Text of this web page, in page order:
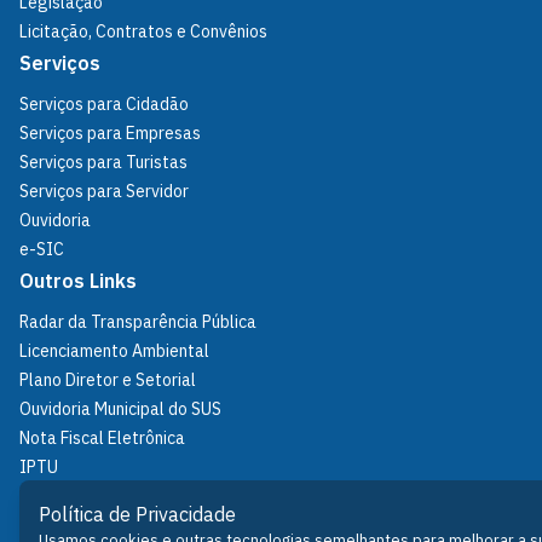
Licitação, Contratos e Convênios
Serviços
Serviços para Cidadão
Serviços para Empresas
Serviços para Turistas
Serviços para Servidor
Ouvidoria
e-SIC
Outros Links
Radar da Transparência Pública
Licenciamento Ambiental
Plano Diretor e Setorial
Ouvidoria Municipal do SUS
Nota Fiscal Eletrônica
IPTU
Política de Privacidade